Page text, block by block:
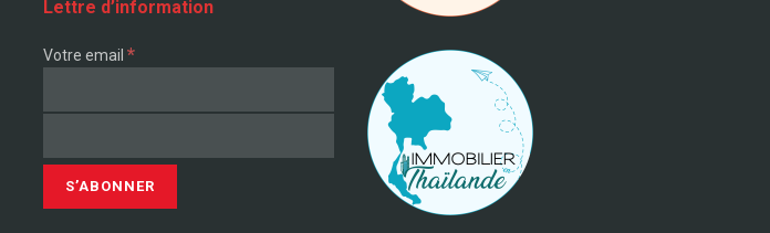
Lettre d’information
Votre email *